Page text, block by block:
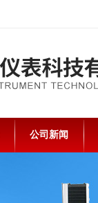
公司新闻